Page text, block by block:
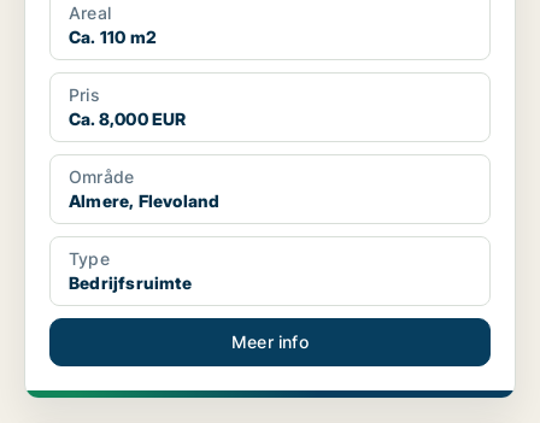
Areal
Ca. 110 m2
Pris
Ca. 8,000 EUR
Område
Almere, Flevoland
Type
Bedrijfsruimte
Meer info